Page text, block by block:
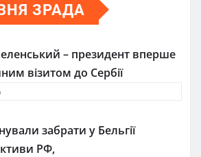
ЗРАДА
– президент вперше
візитом до Сербії
забрати у Бельгії
РФ,